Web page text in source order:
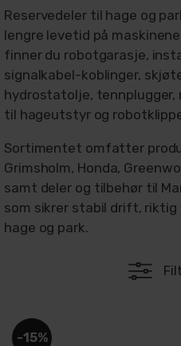
Reservedeler til hage og
lengre levetid på
finner du robotgarasje,
signalkabel-koblinger,
hydrostatolje,
til hageutstyr og
Sortimentet omfatter
Grimsholm, Honda,
samt deler og tilbehør til
som sikrer stabil drift, riktig
hage og park.
15%